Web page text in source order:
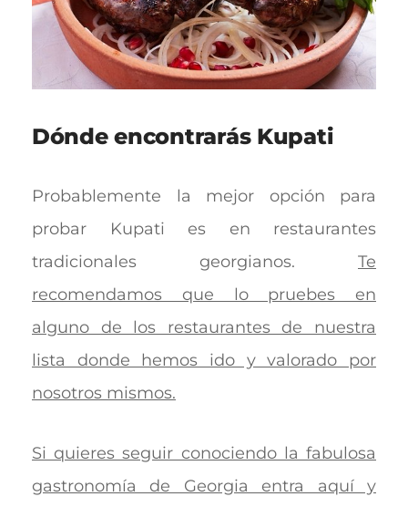
Dónde encontrarás Kupati
Probablemente la mejor opción para
probar Kupati es en restaurantes
tradicionales georgianos. Te
recomendamos que lo pruebes en
alguno de los restaurantes de nuestra
lista donde hemos ido y valorado por
nosotros mismos.
Si quieres seguir conociendo la fabulosa
gastronomía de Georgia entra aquí y